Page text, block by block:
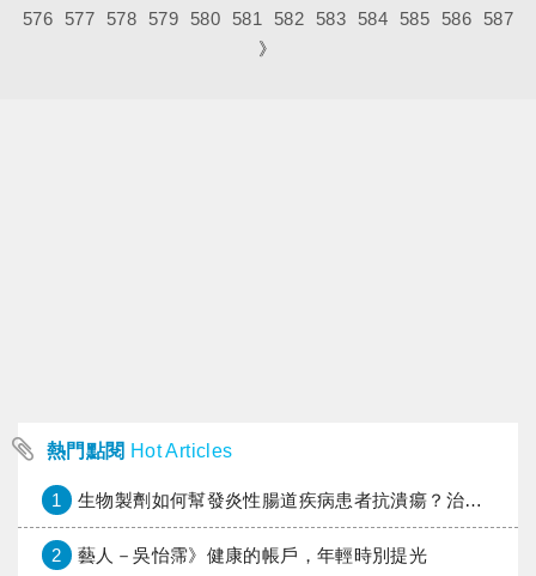
576
577 578 579 580 581 582 583 584 585 586
587
》
熱門點閱 Hot Articles
1 生物製劑如何幫發炎性腸道疾病患者抗潰瘍？治療進展與健保給付困境一次看
2 藝人－吳怡霈》健康的帳戶，年輕時別提光